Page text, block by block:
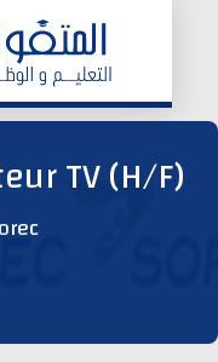
الرئيسية
TV (H/
Sorec